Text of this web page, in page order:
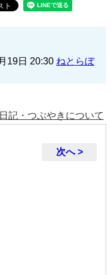
19日 20:30 ねとらぼ
記・つぶやきについて
次へ >